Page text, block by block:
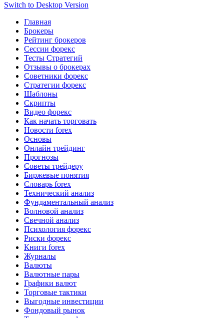
Switch to Desktop Version
Главная
Брокеры
Рейтинг брокеров
Сессии форекс
Тесты Стратегий
Отзывы о брокерах
Советники форекс
Стратегии форекс
Шаблоны
Скрипты
Видео форекс
Как начать торговать
Новости forex
Основы
Онлайн трейдинг
Прогнозы
Советы трейдеру
Биржевые понятия
Словарь forex
Технический анализ
Фундаментальный анализ
Волновой анализ
Свечной анализ
Психология форекс
Риски форекс
Книги forex
Журналы
Валюты
Валютные пары
Графики валют
Торговые тактики
Выгодные инвестиции
Фондовый рынок